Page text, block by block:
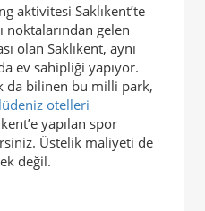
aktivitesi Saklıkent’te
noktalarından gelen
olan Saklıkent, aynı
ev sahipliği yapıyor.
da bilinen bu milli park,
otelleri
yapılan spor
Üstelik maliyeti de
değil.